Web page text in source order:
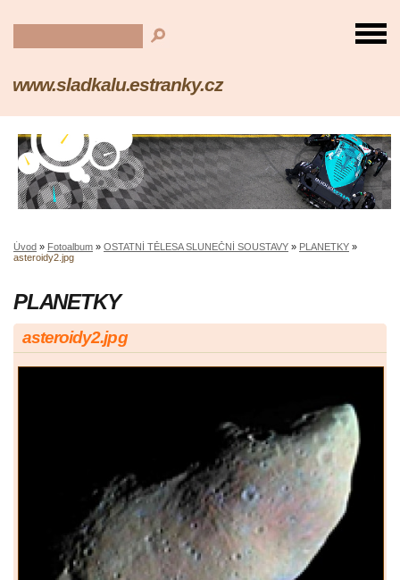
www.sladkalu.estranky.cz
Úvod » Fotoalbum » OSTATNÍ TĚLESA SLUNEČNÍ SOUSTAVY » PLANETKY »
asteroidy2.jpg
PLANETKY
asteroidy2.jpg